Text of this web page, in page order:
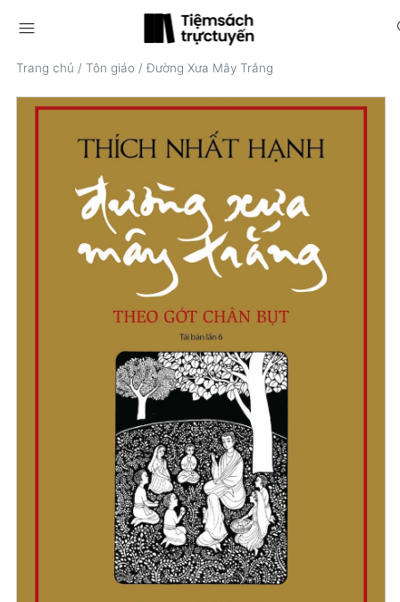
menu
Trang chủ / Tôn giáo/ Đường Xưa Mây Trắng